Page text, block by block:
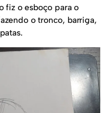
fiz o esboço para o
o tronco, barriga,